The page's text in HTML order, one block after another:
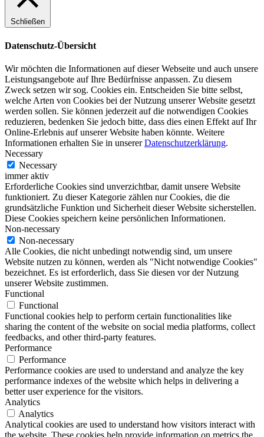
Schließen
Datenschutz-Übersicht
Wir möchten die Informationen auf dieser Webseite und auch unsere
Leistungsangebote auf Ihre Bedürfnisse anpassen. Zu diesem
Zweck setzen wir sog. Cookies ein. Entscheiden Sie bitte selbst,
welche Arten von Cookies bei der Nutzung unserer Website gesetzt
werden sollen. Sie können jederzeit auf die notwendigen Cookies
reduzieren, bedenken Sie jedoch bitte, dass dies einen Effekt auf Ihr
Online-Erlebnis auf unserer Website haben könnte. Weitere
Informationen erhalten Sie in unsererDatenschutzerklärung.
Necessary
Necessary
immer aktiv
Erforderliche Cookies sind unverzichtbar, damit unsere Website
funktioniert. Zu dieser Kategorie zählen nur Cookies, die die
grundsätzliche Funktion und Sicherheit dieser Website sicherstellen.
Diese Cookies speichern keine persönlichen Informationen.
Non-necessary
Non-necessary
Alle Cookies, die nicht unbedingt notwendig sind, um unsere
Website nutzen zu können, werden als "Nicht notwendige Cookies"
bezeichnet. Es ist erforderlich, dass Sie diesen vor der Nutzung
unserer Website zustimmen.
Functional
Functional
Functional cookies help to perform certain functionalities like
sharing the content of the website on social media platforms, collect
feedbacks, and other third-party features.
Performance
Performance
Performance cookies are used to understand and analyze the key
performance indexes of the website which helps in delivering a
better user experience for the visitors.
Analytics
Analytics
Analytical cookies are used to understand how visitors interact with
the website. These cookies help provide information on metrics the